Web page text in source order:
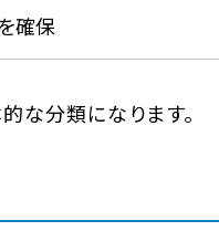
確保
な分類になります。